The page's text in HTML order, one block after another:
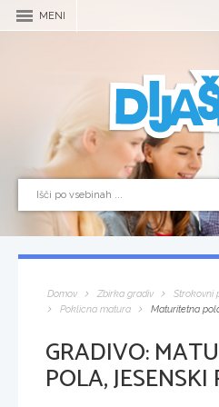
MENI
Domov Zbirka gradiv Strokovni
Poklicna matura
Maturitetna
GRADIVO:
POLA,